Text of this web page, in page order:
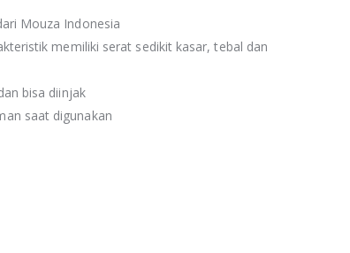
Mouza Indonesia
memiliki serat sedikit kasar, tebal dan
bisa diinjak
saat digunakan